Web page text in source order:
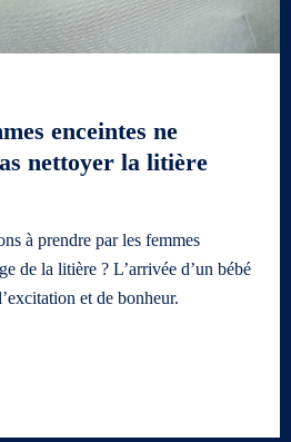
enceintes ne
nettoyer la litière
à prendre par les femmes
de la litière ? L’arrivée d’un bébé
et de bonheur.